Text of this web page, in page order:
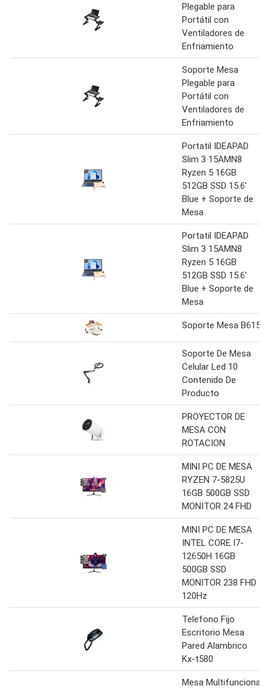
Plegable para
Portátil con
Ventiladores de
Enfriamiento
Soporte Mesa
Plegable para
Portátil con
Ventiladores de
Enfriamiento
Portatil IDEAPAD
Slim 3 15AMN8
Ryzen 5 16GB
512GB SSD 15.6′
Blue + Soporte de
Mesa
Portatil IDEAPAD
Slim 3 15AMN8
Ryzen 5 16GB
512GB SSD 15.6′
Blue + Soporte de
Mesa
Soporte Mesa B615
Soporte De Mesa
Celular Led 10
Contenido De
Producto
PROYECTOR DE
MESA CON
ROTACION
MINI PC DE MESA
RYZEN 7-5825U
16GB 500GB SSD
MONITOR 24 FHD
MINI PC DE MESA
INTEL CORE I7-
12650H 16GB
500GB SSD
MONITOR 238 FHD
120Hz
Telefono Fijo
Escritorio Mesa
Pared Alambrico
Kx-t580
Mesa Multifuncional